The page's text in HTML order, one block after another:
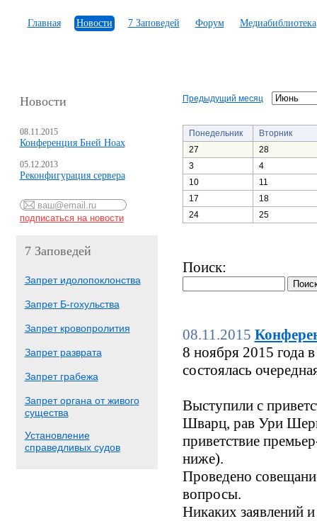
Главная Новости 7 Заповедей Форум Медиабиблиотека
Новости
08.11.2015
Конференция Бней Ноах
05.12.2013
Реконфигурация сервера
7 Заповедей
Запрет идолопоклонства
Запрет Б-гохульства
Запрет кровопролития
Запрет разврата
Запрет грабежа
Запрет органа от живого
существа
Установление
справедливых судов
Предыдущий месяц
Понедельник
Вторник
27
28
3
4
10
11
17
18
24
25
Поиск:
08.11.2015
8 ноября 2015 года
состоялась
Выступили с
Шварц, рав Ури
приветствие
ниже).
Проведено
вопросы.
Никаких заявлений